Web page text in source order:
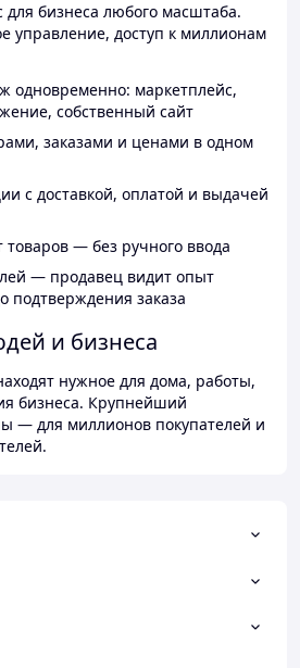
бизнеса любого масштаба.
управление, доступ к миллионам
одновременно: маркетплейс,
собственный сайт
заказами и ценами в одном
с доставкой, оплатой и выдачей
— без ручного ввода
— продавец видит опыт
подтверждения заказа
и бизнеса
нужное для дома, работы,
бизнеса. Крупнейший
— для миллионов покупателей и